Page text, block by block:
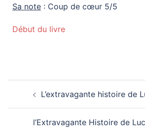
Sa note : Coup de cœur 5/5
Début du livre
L’extravagante histoire de
l’Extravagante Histoire de